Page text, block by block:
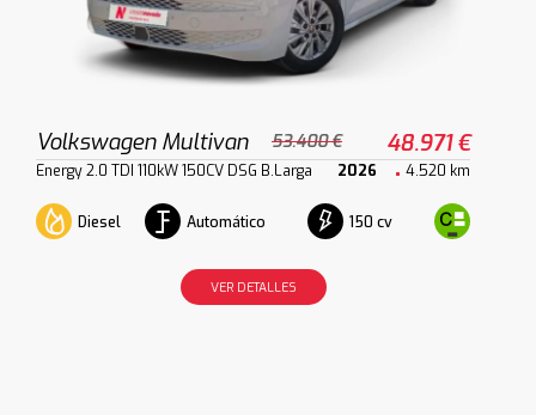
Volkswagen Multivan 53.400 € 48.971 €
Energy 2.0 TDI 110kW 150CV DSG B.Larga 2026 4.520 km
Diesel Automático 150 cv
VER DETALLES